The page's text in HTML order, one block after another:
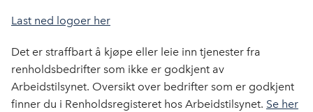
Last ned logoer her
Det er straffbart å kjøpe eller leie inn tjenester fra
renholdsbedrifter som ikke er godkjent av
Arbeidstilsynet. Oversikt over bedrifter som er godkjent
finner du i Renholdsregisteret hos Arbeidstilsynet. Se her